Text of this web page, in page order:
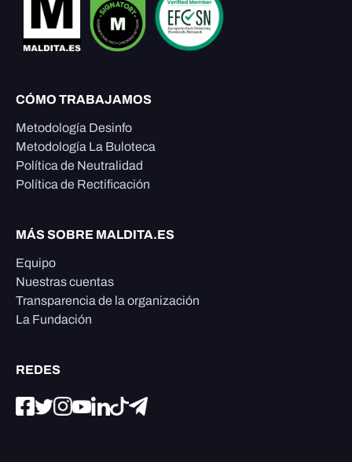
CÓMO TRABAJAMOS
Metodología Desinfo
Metodología La Buloteca
Política de Neutralidad
Política de Rectificación
MÁS SOBRE MALDITA.ES
Equipo
Nuestras cuentas
Transparencia de la organización
La Fundación
REDES